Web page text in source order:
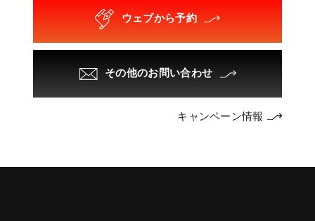
ウェブから予約
その他のお問い合わせ
キャンペーン情報